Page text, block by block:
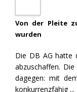
Von der Pleite
wurden
Die DB AG hatte
abzuschaffen. Die
dagegen: mit
konkurrenzfähig ...